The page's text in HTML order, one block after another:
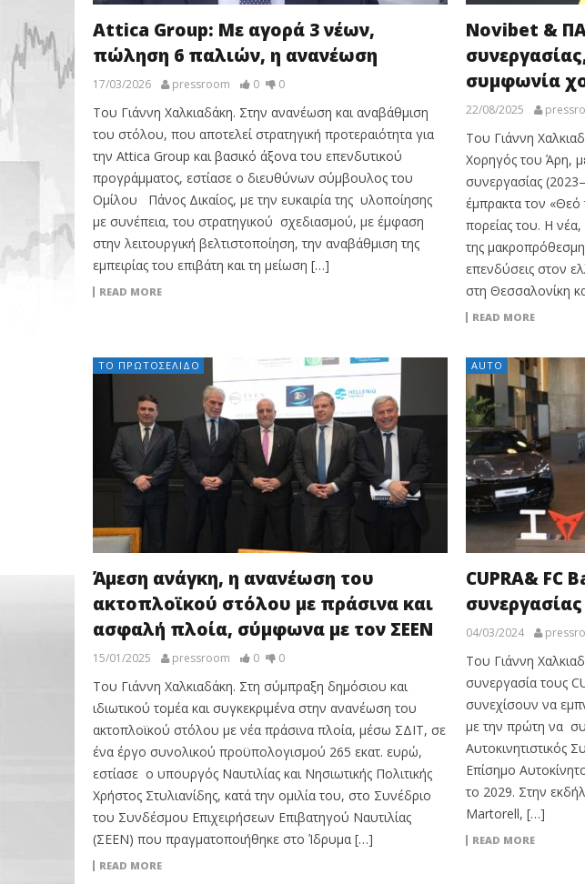
Attica Group: Με αγορά 3 νέων,
πώληση 6 παλιών, η ανανέωση
17/03/2026 pressroom 0 0
Του Γιάννη Χαλκιαδάκη. Στην ανανέωση και αναβάθμιση
του στόλου, που αποτελεί στρατηγική προτεραιότητα για
την Attica Group και βασικό άξονα του επενδυτικού
προγράμματος, εστίασε ο διευθύνων σύμβουλος του
Ομίλου Πάνος Δικαίος, με την ευκαιρία της υλοποίησης
με συνέπεια, του στρατηγικού σχεδιασμού, με έμφαση
στην λειτουργική βελτιστοποίηση, την αναβάθμιση της
εμπειρίας του επιβάτη και τη μείωση […]
READ MORE
Novibet &
συμφωνία
22/08/2025
Του Γιάννη
Χορηγός του Άρη,
συνεργασίας
έμπρακτα τον
πορείας του. Η
της
επενδύσεις στον
στη Θεσσαλονίκη
READ MORE
ΤΟ ΠΡΩΤΟΣΈΛΙΔΟ
Άμεση ανάγκη, η ανανέωση του
ακτοπλοϊκού στόλου με πράσινα και
ασφαλή πλοία, σύμφωνα με τον ΣΕΕΝ
15/01/2025 pressroom 0 0
Του Γιάννη Χαλκιαδάκη. Στη σύμπραξη δημόσιου και
ιδιωτικού τομέα και συγκεκριμένα στην ανανέωση του
ακτοπλοϊκού στόλου με νέα πράσινα πλοία, μέσω ΣΔΙΤ, σε
ένα έργο συνολικού προϋπολογισμού 265 εκατ. ευρώ,
εστίασε ο υπουργός Ναυτιλίας και Νησιωτικής Πολιτικής
Χρήστος Στυλιανίδης, κατά την ομιλία του, στο Συνέδριο
του Συνδέσμου Επιχειρήσεων Επιβατηγού Ναυτιλίας
(ΣΕΕΝ) που πραγματοποιήθηκε στο Ίδρυμα […]
READ MORE
AUTO
CUPRA& FC
04/03/2024
Του Γιάννη
συνεργασία τους
συνεχίσουν να
με την πρώτη να
Αυτοκινητιστικός
Επίσημο
το 2029. Στην
Martorell, […]
READ MORE